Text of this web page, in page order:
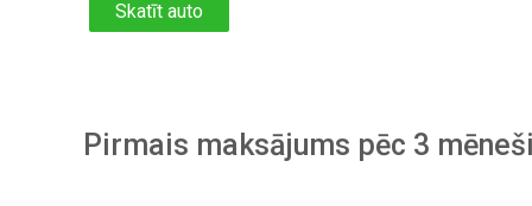
Skatīt auto
Pirmais maksājums pēc 3